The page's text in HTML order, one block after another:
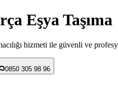
Eşya Taşıma
hizmeti ile güvenli ve
0850 305 98 96